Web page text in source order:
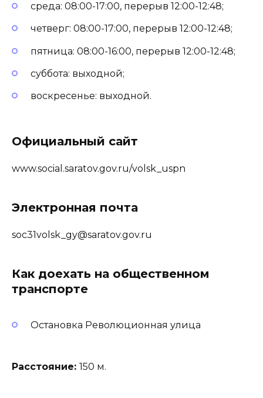
среда: 08:00-17:00, перерыв 12:00-12:48;
четверг: 08:00-17:00, перерыв 12:00-12:48;
пятница: 08:00-16:00, перерыв 12:00-12:48;
суббота: выходной;
воскресенье: выходной.
Официальный сайт
www.social.saratov.gov.ru/volsk_uspn
Электронная почта
soc31volsk_gy@saratov.gov.ru
Как доехать на общественном
транспорте
Остановка Революционная улица
Расстояние: 150 м.